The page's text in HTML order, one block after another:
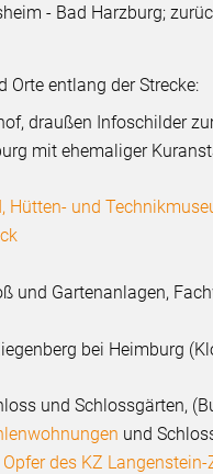
- Bad Harzburg;
Orte entlang der Strecke:
draußen Infoschilder
mit ehemaliger
Hütten- und
und Gartenanlagen,
bei Heimburg
und Schlossgärten,
und
des KZ